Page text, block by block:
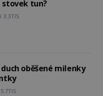
tun?
3.3TIS
oběšené milenky
5.7TIS